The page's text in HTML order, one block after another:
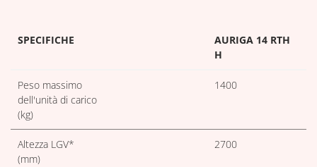
SPECIFICHE
AURIGA 14 RTH
H
Peso massimo
dell'unità di carico
(kg)
1400
Altezza LGV*
(mm)
2700